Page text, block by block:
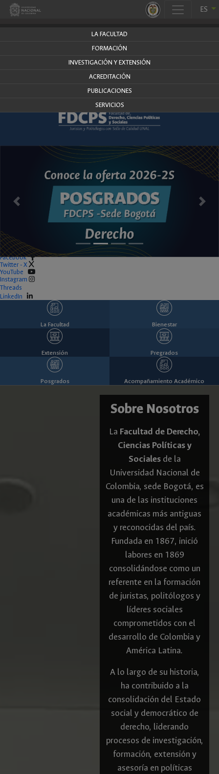
ES
LA FACULTAD
FORMACIÓN
INVESTIGACIÓN Y EXTENSIÓN
ACREDITACIÓN
PUBLICACIONES
SERVICIOS
Anterior
Facebook
Twitter - X
YouTube
Instagram
Threads
LinkedIn
La Facultad Bienestar
Extensión Pregrados
Posgrados Acompañamiento Académico
Sobre Nosotros
La Facultad de Derecho,
Ciencias Políticas y
Socialesde la
Universidad Nacional de
Colombia, sede Bogotá, es
una de las instituciones
académicas más antiguas
y reconocidas del país.
Fundada en 1867, inició
labores en 1869
consolidándose como un
referente en la formación
de juristas, politólogos y
líderes sociales
comprometidos con el
desarrollo de Colombia y
América Latina.
A lo largo de su historia,
ha contribuido a la
consolidación del Estado
social y democrático de
derecho, liderando
procesos de investigación,
formación, extensión y
asesoría en políticas